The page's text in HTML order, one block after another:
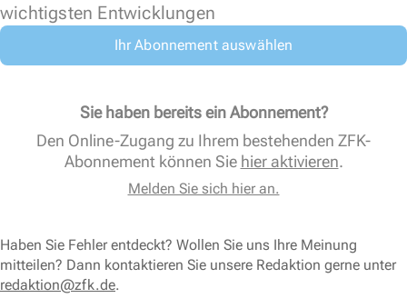
wichtigsten Entwicklungen
Ihr Abonnement auswählen
Sie haben bereits ein Abonnement?
Den Online-Zugang zu Ihrem bestehenden ZFK-
Abonnement können Sie hier aktivieren.
Melden Sie sich hier an.
Haben Sie Fehler entdeckt? Wollen Sie uns Ihre Meinung
mitteilen? Dann kontaktieren Sie unsere Redaktion gerne unter
redaktion@zfk.de.